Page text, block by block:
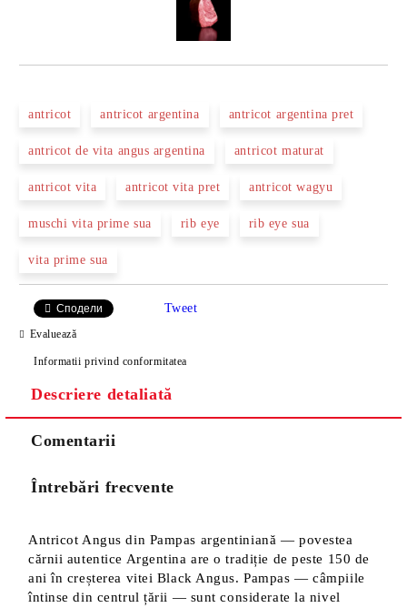
antricot antricot argentina antricot argentina pret
antricot de vita angus argentina antricot maturat
antricot vita antricot vita pret antricot wagyu
muschi vita prime sua rib eye rib eye sua
vita prime sua
Сподели Tweet
Evaluează
Informatii privind conformitatea
Descriere detaliată
Comentarii
Întrebări frecvente
Antricot Angus din Pampas argentiniană — povestea
cărnii autentice Argentina are o tradiție de peste 150 de
ani în creșterea vitei Black Angus. Pampas — câmpiile
întinse din centrul țării — sunt considerate la nivel